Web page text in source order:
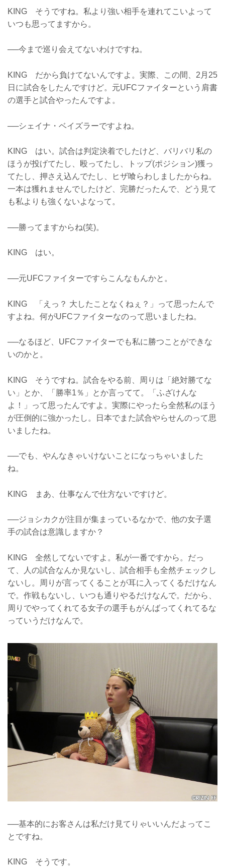
KING そうですね。私より強い相手を連れてこいよって
いつも思ってますから。
──今まで巡り会えてないわけですね。
KING だから負けてないんですよ。実際、この間、2月25
日に試合をしたんですけど。元UFCファイターという肩書
の選手と試合やったんですよ。
──シェイナ・ベイズラーですよね。
KING はい。試合は判定決着でしたけど、バリバリ私の
ほうが投げてたし、殴ってたし、トップ(ポジション)獲っ
てたし、押さえ込んでたし、ヒザ喰らわしましたからね。
一本は獲れませんでしたけど、完勝だったんで、どう見て
も私よりも強くないよなって。
──勝ってますからね(笑)。
KING はい。
──元UFCファイターですらこんなもんかと。
KING 「えっ？ 大したことなくねぇ？」って思ったんで
すよね。何がUFCファイターなのって思いましたね。
──なるほど、UFCファイターでも私に勝つことができな
いのかと。
KING そうですね。試合をやる前、周りは「絶対勝てな
い」とか、「勝率1％」とか言ってて。「ふざけんな
よ！」って思ったんですよ。実際にやったら全然私のほう
が圧倒的に強かったし。日本でまた試合やらせんのって思
いましたね。
──でも、やんなきゃいけないことになっちゃいました
ね。
KING まあ、仕事なんで仕方ないですけど。
──ジョシカクが注目が集まっているなかで、他の女子選
手の試合は意識しますか？
KING 全然してないですよ。私が一番ですから。だっ
て、人の試合なんか見ないし、試合相手も全然チェックし
ないし。周りが言ってくることが耳に入ってくるだけなん
で。作戦もないし、いつも通りやるだけなんで。だから、
周りでやってくれてる女子の選手もがんばってくれてるな
っていうだけなんで。
──基本的にお客さんは私だけ見てりゃいいんだよってこ
とですね。
KING そうです。